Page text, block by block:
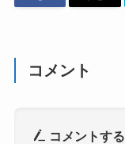
コメント
コメントする